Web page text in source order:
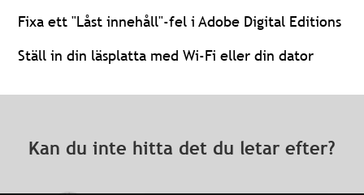
Fixa ett "Låst innehåll"-fel i Adobe Digital Editions
Ställ in din läsplatta med Wi-Fi eller din dator
Kan du inte hitta det du letar efter?